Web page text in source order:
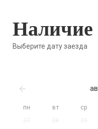
Роскошная
Экскурсии по
Допускается
Наличие
Выберите дату заезда
пн вт ср